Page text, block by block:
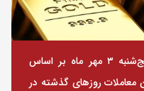
قیمت خودرو در بازار آزاد امروز پنج‌شنبه ۳ مهر ماه بر اساس
روز‌های گذشته در